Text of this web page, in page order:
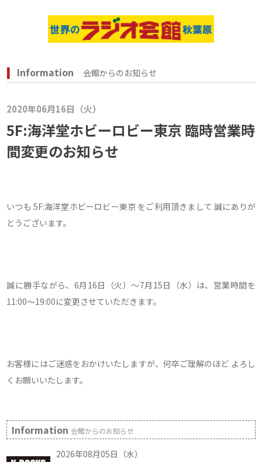
Information 会館からのお知らせ
2020年06月16日（火）
5F:海洋堂ホビーロビー東京 臨時営業時
間変更のお知らせ
いつも 5F:海洋堂ホビーロビー東京 をご利用頂きまして 誠にありが
とうございます。
誠に勝手ながら、6月16日（火）～7月15日（水）は、営業時間を
11:00～19:00に変更させていただきます。
お客様にはご迷惑をおかけいたしますが、何卒ご理解のほど よろし
くお願いいたします。
Information会館からのお知らせ
2026年08月05日（水）